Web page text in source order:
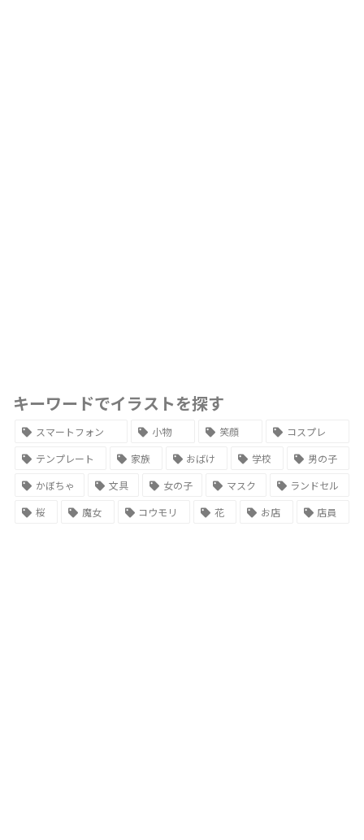
キーワードでイラストを探す
スマートフォン 小物 笑顔
コスプレ
テンプレート
家族 おばけ 学校
男の子
かぼちゃ
文具 女の子 マスク
ランドセル
桜
魔女 コウモリ 花 お店 店員